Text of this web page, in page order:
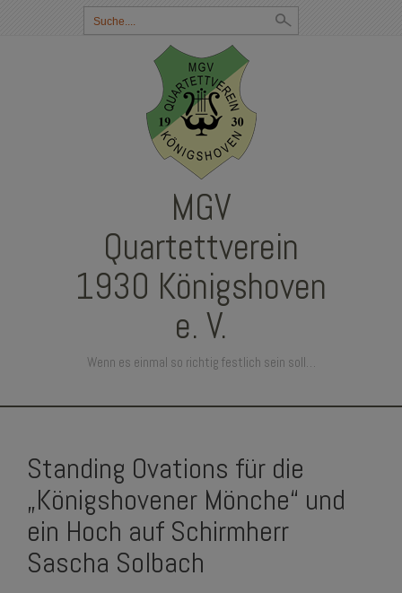
Suchbegriff
eingeben:
MGV
Quartettverein
1930 Königshoven
e. V.
Wenn es einmal so richtig festlich sein soll…
CONTENT
Standing Ovations für die
„Königshovener Mönche“ und
ein Hoch auf Schirmherr
Sascha Solbach